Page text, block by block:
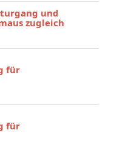
und
zugleich
für
für